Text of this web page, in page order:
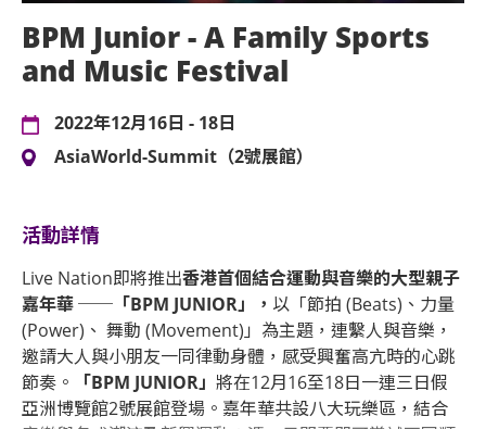
BPM Junior - A Family Sports
and Music Festival
2022年12月16日 - 18日
AsiaWorld-Summit（2號展館）
活動詳情
Live Nation即將推出香港首個結合運動與音樂的大型親子
嘉年華── 「BPM JUNIOR」 ， 以「節拍 (Beats)、力量
(Power)、 舞動 (Movement)」為主題，連繫人與音樂，
邀請大人與小朋友一同律動身體，感受興奮高亢時的心跳
節奏。
「BPM JUNIOR」 將在12月16至18日一連三日假
亞洲博覽館2號展館登場。嘉年華共設八大玩樂區，結合